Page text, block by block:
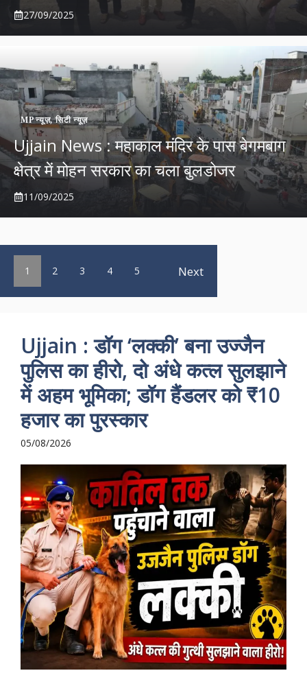
27/09/2025
MP न्यूज़,सिटी न्यूज़
Ujjain News : महाकाल मंदिर के पास बेगमबाग
क्षेत्र में मोहन सरकार का चला बुलडोजर
11/09/2025
1 2 3 4 5 Next
Ujjain : डॉग ‘लक्की’ बना उज्जैन
पुलिस का हीरो, दो अंधे कत्ल सुलझाने
में अहम भूमिका; डॉग हैंडलर को ₹10
हजार का पुरस्कार
05/08/2026